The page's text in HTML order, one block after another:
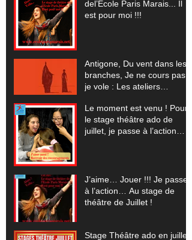
musicale, improvisation)
del’Ecole Paris Marais... Il
est pour moi !!!
Antigone, Du vent dans les
branches, Je ne cours pas
je vole : Les ateliers
Le moment est venu ! Pour
le stage théâtre ado de
juillet, je passe à l’action…
J’aime… Jouer !!! Je passe
à l’action… Au stage de
théâtre de Juillet !
Stage Théâtre ado en juillet